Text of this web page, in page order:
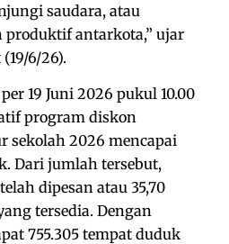
saudara, atau
antarkota,” ujar
6/26).
19 Juni 2026 pukul 10.00
program diskon
sekolah 2026 mencapai
Dari jumlah tersebut,
dipesan atau 35,70
tersedia. Dengan
755.305 tempat duduk